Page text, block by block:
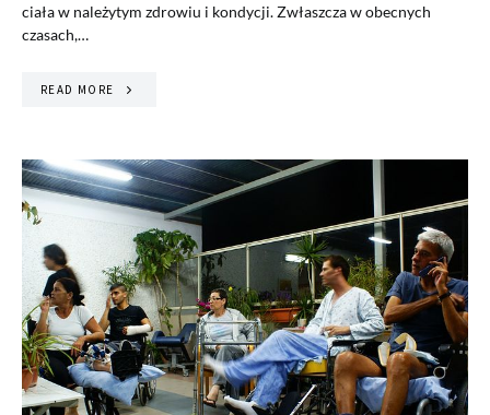
ciała w należytym zdrowiu i kondycji. Zwłaszcza w obecnych
czasach,…
READ MORE